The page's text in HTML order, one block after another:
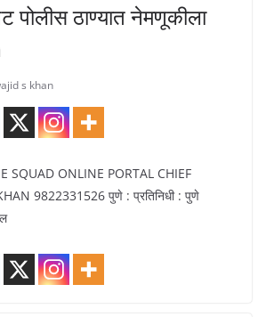
पोलीस ठाण्यात नेमणूकीला
s khan
SQUAD ONLINE PORTAL CHIEF
9822331526 पुणे : प्रतिनिधी : पुणे